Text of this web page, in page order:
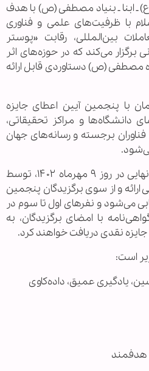
ـ ابنا ـ بنیاد مصطفی (ص) با هدف
با ظرفیت‌های علمی و فناوری
بین‌المللی، رقابت «پوستر
برگزار می‌کند که در حوزه‌های اثر
مصطفی (ص) دستاوردی قابل ارائه
پنجمین آیین اعطای جایزه
و مراکز تحقیقاتی،
برجسته و رسانه‌های جهان
پوسترهای راه‌یافته به رقابت نهایی در روز ۹ مهرماه ۱۴۰۲، توسط
و از سوی برگزیدگان پنجمین
می‌شود و نفرهای اول تا سوم در
با امضای برگزیدگان، به
است:
یادگیری عمیق، داده‌کاوی
هدفمند